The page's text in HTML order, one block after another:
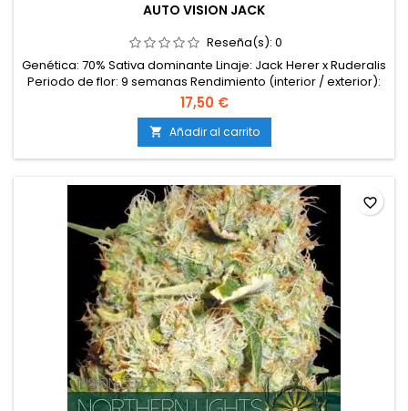
AUTO VISION JACK
Reseña(s): 0
Genética: 70% Sativa dominante Linaje: Jack Herer x Ruderalis
Periodo de flor: 9 semanas Rendimiento (interior / exterior):
80 - 100 (± 400gr / m2) Estatura (interior / exterior): 80/100 cm
Nivel de THC: Moderar
17,50 €
 Añadir al carrito
favorite_border